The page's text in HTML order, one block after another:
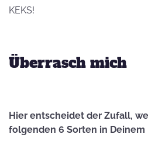
KEKS!
Überrasch mich
Hier entscheidet der Zufall,
folgenden 6 Sorten in